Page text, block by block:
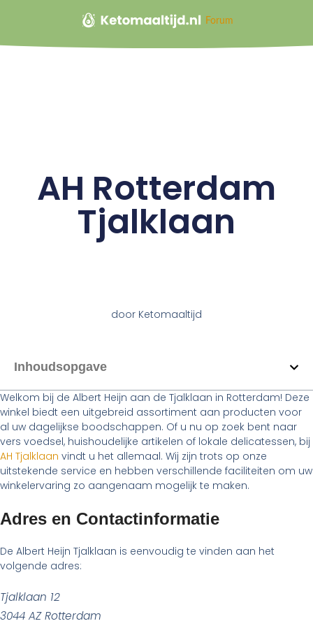
Forum
AH Rotterdam
Tjalklaan
doorKetomaaltijd
Inhoudsopgave
Welkom bij de Albert Heijn aan de Tjalklaan in Rotterdam! Deze
winkel biedt een uitgebreid assortiment aan producten voor
al uw dagelijkse boodschappen. Of u nu op zoek bent naar
vers voedsel, huishoudelijke artikelen of lokale delicatessen, bij
AH Tjalklaan vindt u het allemaal. Wij zijn trots op onze
uitstekende service en hebben verschillende faciliteiten om uw
winkelervaring zo aangenaam mogelijk te maken.
Adres en Contactinformatie
De Albert Heijn Tjalklaan is eenvoudig te vinden aan het
volgende adres:
Tjalklaan 12
3044 AZ Rotterdam